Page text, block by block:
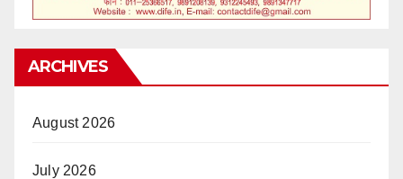
ARCHIVES
August 2026
July 2026